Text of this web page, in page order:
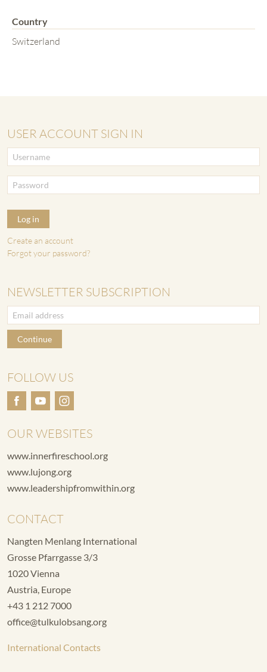
Country
Switzerland
USER ACCOUNT SIGN IN
Log in
Create an account
Forgot your password?
NEWSLETTER SUBSCRIPTION
Continue
FOLLOW US
OUR WEBSITES
www.innerfireschool.org
www.lujong.org
www.leadershipfromwithin.org
CONTACT
Nangten Menlang International
Grosse Pfarrgasse 3/3
1020 Vienna
Austria, Europe
+43 1 212 7000
office@tulkulobsang.org
International Contacts